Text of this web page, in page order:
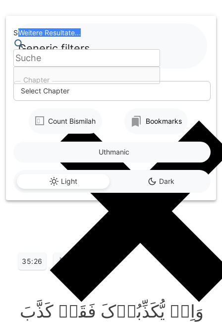
to
content
Chapter
Select Chapter
Search
Weitere Resultate...
Generic filters
Count Bismilah Bookmarks
Light Dark
Uthmanic
35:26
وَاِنۡ یُّکَذِّبُوۡکَ فَقَدۡ کَذَّبَ